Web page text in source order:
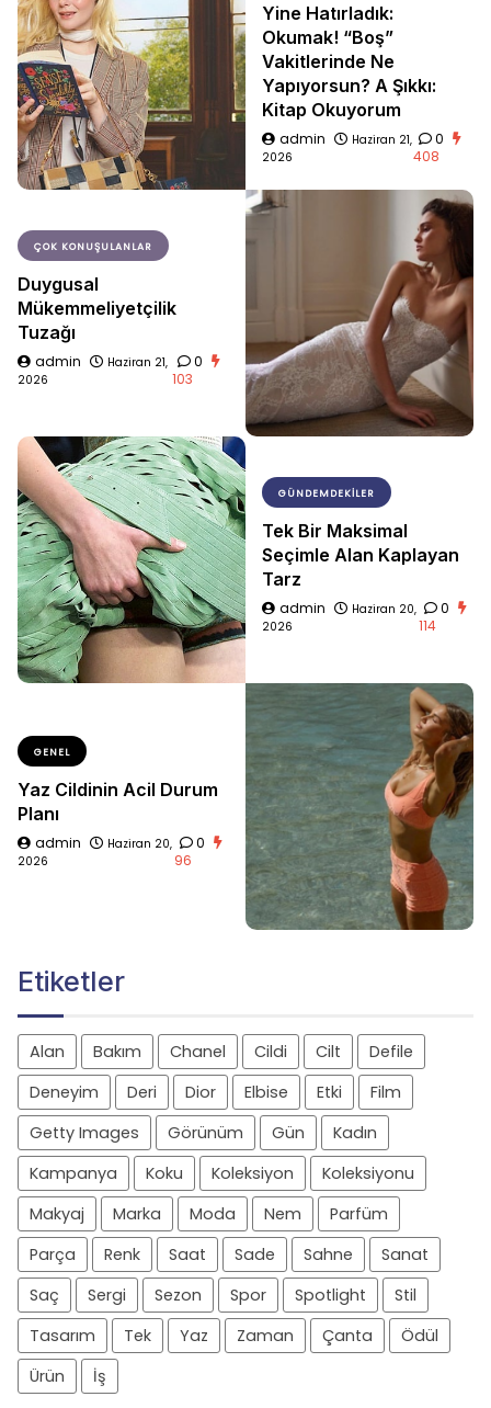
Yine Hatırladık:
Okumak! “Boş”
Vakitlerinde Ne
Yapıyorsun? A Şıkkı:
Kitap Okuyorum
admin
Haziran 21,
2026
0
408
ÇOK KONUŞULANLAR
Duygusal
Mükemmeliyetçilik
Tuzağı
admin
Haziran 21,
2026
0
103
GÜNDEMDEKILER
Tek Bir Maksimal
Seçimle Alan Kaplayan
Tarz
admin
Haziran 20,
2026
0
114
GENEL
Yaz Cildinin Acil Durum
Planı
admin
Haziran 20,
2026
0
96
Etiketler
Alan Bakım Chanel Cildi Cilt
Defile
Deneyim
Deri Dior Elbise Etki
Film
Getty Images
Görünüm Gün
Kadın
Kampanya
Koku Koleksiyon
Koleksiyonu
Makyaj
Marka Moda Nem
Parfüm
Parça
Renk Saat Sade Sahne
Sanat
Saç
Sergi Sezon Spor Spotlight
Stil
Tasarım
Tek Yaz Zaman Çanta
Ödül
Ürün
İş